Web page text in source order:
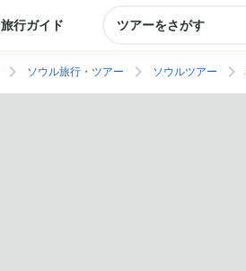
旅行ガイド ツアーをさがす
ソウル旅行・ツアー ソウルツアー